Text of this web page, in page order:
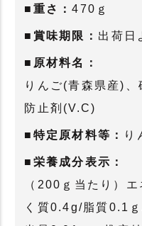
■重さ：470ｇ
■賞味期限： 出荷日
■原材料名：
りんご(青森県産)
防止剤(V.C)
■特定原材料等： り
■栄養成分表示：
（200ｇ当たり）
く質0.4g/脂質0.1